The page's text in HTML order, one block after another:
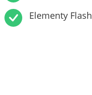
Elementy Flash